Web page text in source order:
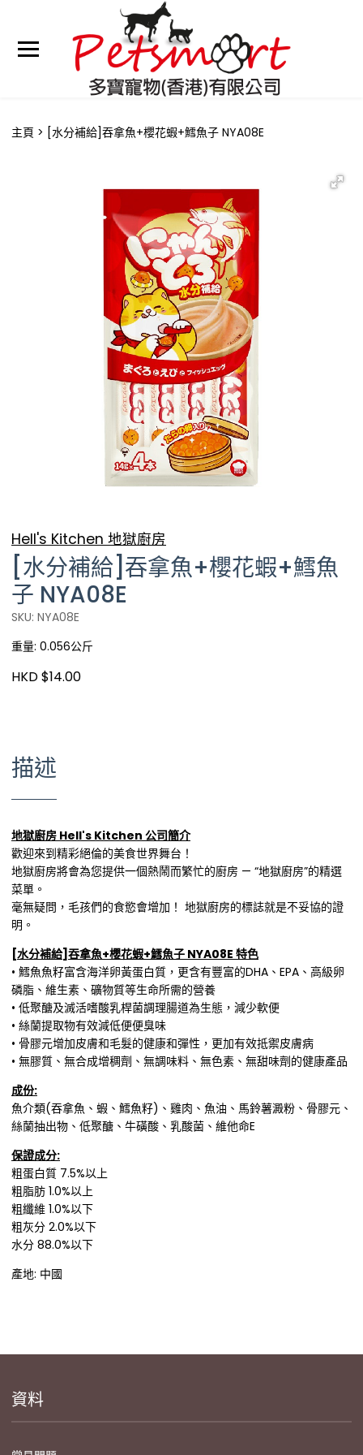
主頁 [水分補給]吞拿魚+櫻花蝦+鱈魚子 NYA08E
Hell's Kitchen 地獄廚房
[水分補給]吞拿魚+櫻花蝦+鱈魚
子 NYA08E
SKU: NYA08E
重量: 0.056公斤
HKD $14.00
描述
地獄廚房 Hell's Kitchen 公司簡介
歡迎來到精彩絕倫的美食世界舞台！
地獄廚房將會為您提供一個熱鬧而繁忙的廚房 — “地獄廚房”的精選
菜單。
毫無疑問，毛孩們的食慾會增加！ 地獄廚房的標誌就是不妥協的證
明。
[水分補給]吞拿魚+櫻花蝦+鱈魚子 NYA08E 特色
• 鱈魚魚籽富含海洋卵黃蛋白質，更含有豐富的DHA、EPA、高級卵
磷脂、維生素、礦物質等生命所需的營養
• 低聚醣及滅活嗜酸乳桿菌調理腸道為生態，減少軟便
• 絲蘭提取物有效減低便便臭味
• 骨膠元增加皮膚和毛髮的健康和彈性，更加有效抵禦皮膚病
• 無膠質、無合成增稠劑、無調味料、無色素、無甜味劑的健康產品
成份:
魚介類(吞拿魚、蝦、鱈魚籽)、雞肉、魚油、馬鈴薯澱粉、骨膠元、
絲蘭抽出物、低聚醣、牛磺酸、乳酸菌、維他命E
保證成分:
粗蛋白質 7.5%以上
粗脂肪 1.0%以上
粗纖維 1.0%以下
粗灰分 2.0%以下
水分 88.0%以下
產地: 中國
資料